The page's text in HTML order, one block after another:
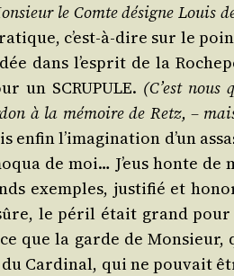
le Comte désigne Louis
c’est-à-dire sur le
dans l’esprit de la
un SCRUPULE. (C’est
à la mémoire de Retz, –
enfin l’imagination d’un
de moi… J’eus honte de
exemples, jus­ti­fié et
le péril était grand
que la garde de
Car­di­nal, qui ne pou­vait